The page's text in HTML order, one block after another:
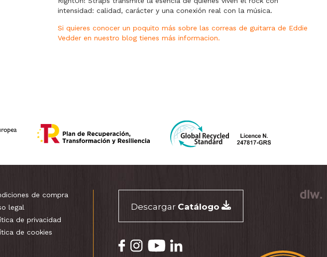
intensidad: calidad, carácter y una conexión real con la música.
Si quieres conocer un poquito más sobre las correas de guitarra de Eddie
Vedder en nuestro blog tienes más informacion.
de compra
legal
de privacidad
de cookies
Descargar Catálogo